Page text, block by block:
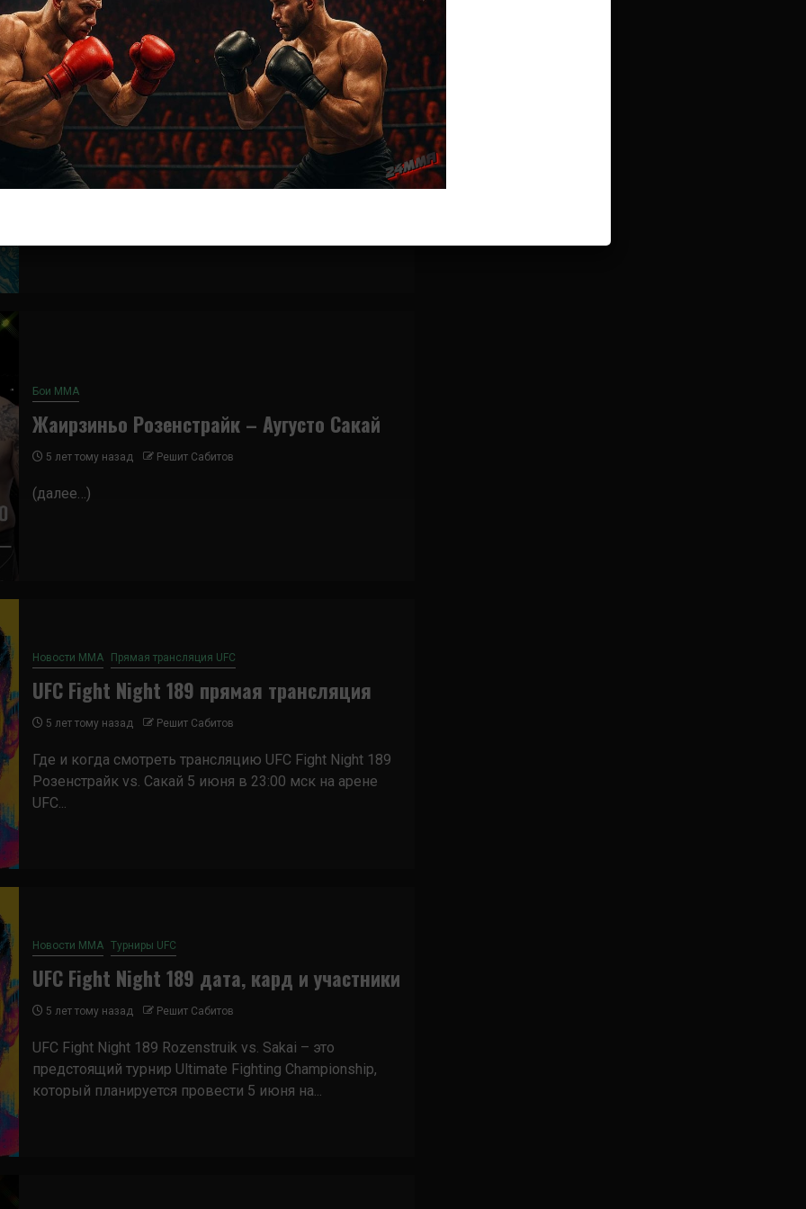
Новости ММА Турниры UFC
UFC 269 дата, кард и участники
4 года тому назад Решит Сабитов
UFC 269 Oliveira vs. Poirier – это предстоящий
номерной турнир Ultimate Fighting Championship,
Бои ММА
Жаирзиньо Розенстрайк – Аугусто Сакай
5 лет тому назад Решит Сабитов
(далее…)
Новости ММА Прямая трансляция UFC
UFC Fight Night 189 прямая трансляция
5 лет тому назад Решит Сабитов
Где и когда смотреть трансляцию UFC Fight Night 189
Розенстрайк vs. Сакай 5 июня в 23:00 мск на арене
UFC...
Новости ММА Турниры UFC
UFC Fight Night 189 дата, кард и участники
5 лет тому назад Решит Сабитов
UFC Fight Night 189 Rozenstruik vs. Sakai – это
предстоящий турнир Ultimate Fighting Championship,
который планируется провести 5 июня на...